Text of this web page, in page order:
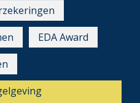
EDA Award